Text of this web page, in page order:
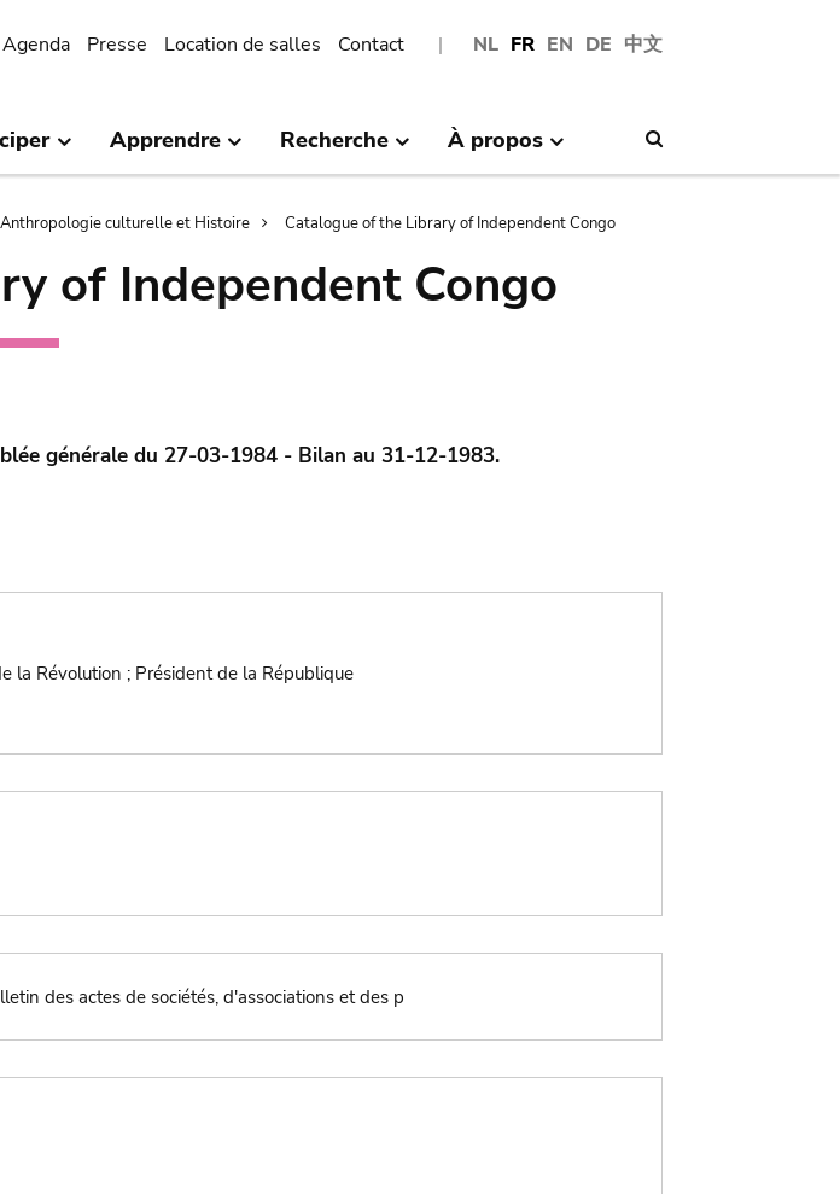
NL FR EN DE 中文
Agenda Presse Location de salles Contact
Apprendre Recherche À propos
culturelle et Histoire Catalogue of the Library of Independent Congo
of Independent Congo
générale du 27-03-1984 - Bilan au 31-12-1983.
la Révolution ; Président de la République
des actes de sociétés, d'associations et des p